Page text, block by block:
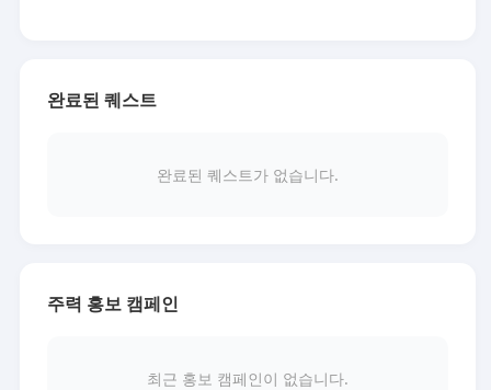
완료된 퀘스트
완료된 퀘스트가 없습니다.
주력 홍보 캠페인
최근 홍보 캠페인이 없습니다.